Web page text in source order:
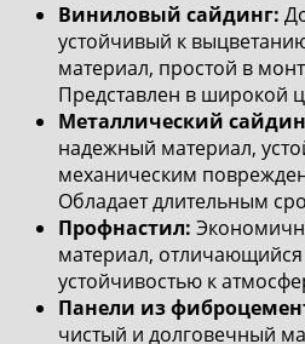
Виниловый сайдинг:
устойчивый к
материал, простой в
Представлен в широкой
Металлический
надежный материал,
механическим
Обладает длительным
Профнастил:
материал,
устойчивостью к
Панели из
чистый и долговечный